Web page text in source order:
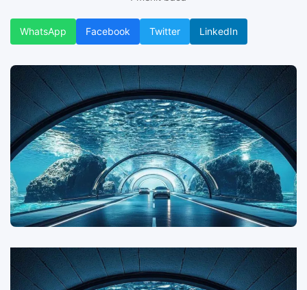
WhatsApp Facebook Twitter LinkedIn